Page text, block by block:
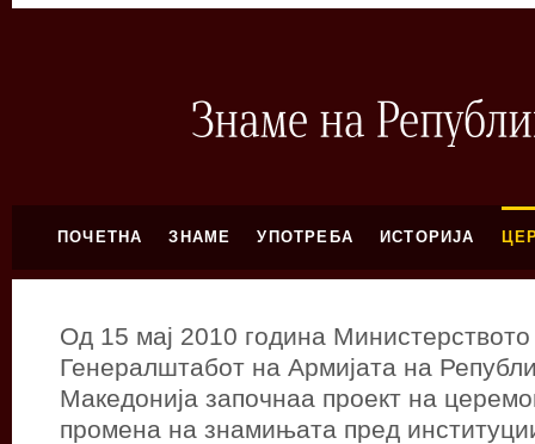
ПОЧЕТНА ЗНАМЕ УПОТРЕБА ИСТОРИЈА
Од 15 мај 2010 година
Генералштабот на Армијата на
Македонија започнаа проект на
промена на знамињата пред